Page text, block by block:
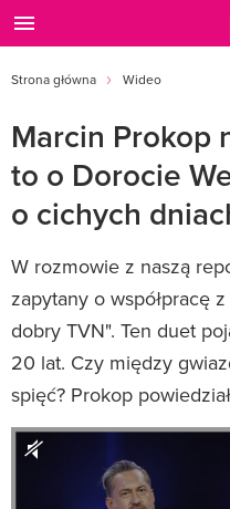
Strona główna Wideo
Marcin Prokop
to o Dorocie
o cichych
W rozmowie z naszą
zapytany o współpracę
dobry TVN". Ten duet
20 lat. Czy między
spięć? Prokop